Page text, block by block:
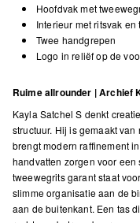
Hoofdvak met
Interieur met ritsvak
Twee handgrepen
Logo in reliëf op de
Ruime allrounder | Archief
Kayla Satchel S denkt
structuur. Hij is gemaakt
brengt modern raffinement
handvatten zorgen voor
tweewegrits garant staat
slimme organisatie aan de
aan de buitenkant. Een tas